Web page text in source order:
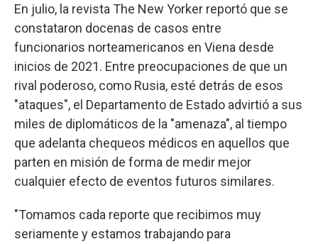
En julio, la revista The New Yorker reportó que se
constataron docenas de casos entre
funcionarios norteamericanos en Viena desde
inicios de 2021. Entre preocupaciones de que un
rival poderoso, como Rusia, esté detrás de esos
"ataques", el Departamento de Estado advirtió a sus
miles de diplomáticos de la "amenaza", al tiempo
que adelanta chequeos médicos en aquellos que
parten en misión de forma de medir mejor
cualquier efecto de eventos futuros similares.
"Tomamos cada reporte que recibimos muy
seriamente y estamos trabajando para